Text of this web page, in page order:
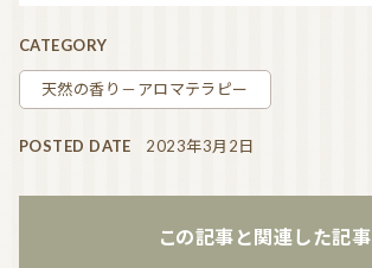
CATEGORY
天然の香り－アロマテラピー
POSTED DATE 2023年3月2日
この記事と関連した記事